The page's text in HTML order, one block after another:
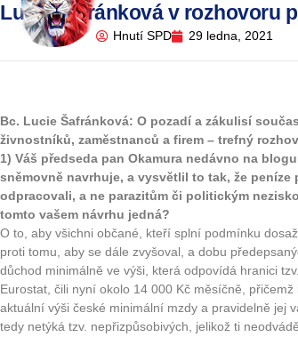
Lucie Šafránková v rozhovoru
Hnutí SPD 29 ledna, 2021
Bc. Lucie Šafránková: O pozadí a zákulisí
živnostníků, zaměstnanců a firem – trefný
1) Váš předseda pan Okamura nedávno na
sněmovně navrhuje, a vysvětlil to tak, že
odpracovali, a ne parazitům či politickým
tomto vašem návrhu jedná?
O to, aby všichni občané, kteří splní podmínku
proti tomu, aby se dále zvyšoval, a dobu
důchod minimálně ve výši, která odpovídá hranici
Eurostat, čili nyní okolo 14 000 Kč měsíčně,
aktuální výši české minimální mzdy a pravidelně jej
tedy netýká tzv. nepřizpůsobivých, jelikož ti